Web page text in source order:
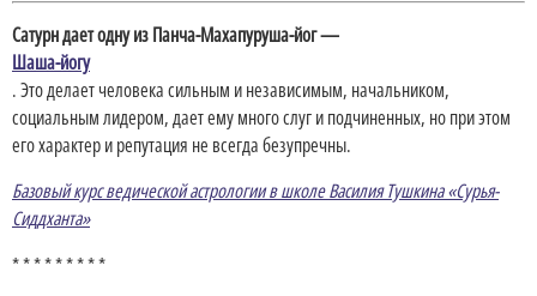
Сатурн дает однуиз Панча-Махапуруша-йог —
Шаша-йогу
. Это делает человека сильным и независимым, начальником,
социальным лидером, дает ему много слуг и подчиненных, но при этом
его характер и репутация не всегда безупречны.
Базовый курс ведической астрологии в школе Василия Тушкина «Сурья-
Сиддханта»
* * * * * * * * *